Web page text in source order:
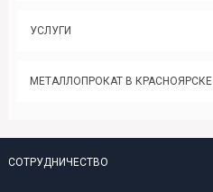
УСЛУГИ
МЕТАЛЛОПРОКАТ В КРАСНОЯРСКЕ
СОТРУДНИЧЕСТВО